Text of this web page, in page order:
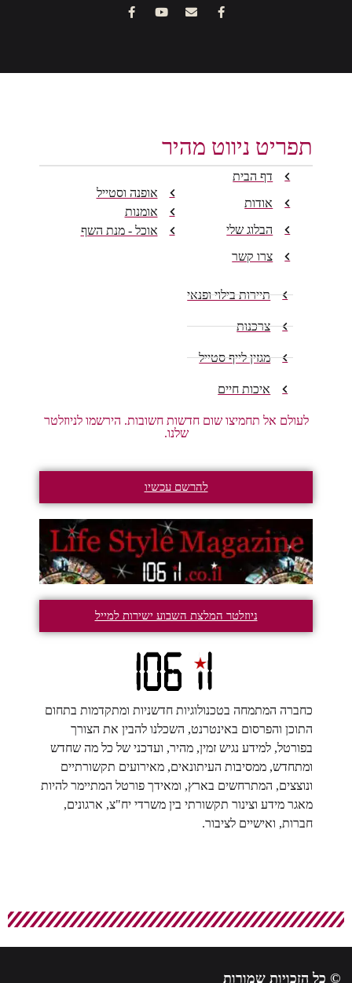
תפריט ניווט מהיר
דף הבית
אודות
הבלוג שלי
צרו קשר
אופנה וסטייל
אומנות
אוכל - מנת השף
תיירות בילוי ופנאי
צרכנות
מגזין לייף סטייל
איכות חיים
לעולם אל תחמיצו שום חדשות חשובות. הירשמו לניוזלטר
שלנו.
להרשם עכשיו
ניוזלטר המלצת השבוע ישירות למייל
כחברה המתמחה בטכנולוגיות חדשניות ומתקדמות בתחום
התוכן והפרסום באינטרנט, השכלנו להבין את הצורך
בפורטל, למידע נגיש זמין, מהיר, ועדכני של כל מה שחדש
ומתחדש, ממסיבות העיתונאים, מאירועים תקשורתיים
ונוצצים, המתרחשים בארץ, ומאידך פורטל המתיימר להיות
מאגר מידע וצינור תקשורתי בין משרדי יח"צ, ארגונים,
חברות, ואישיים לציבור.
© כל הזכויות שמורות